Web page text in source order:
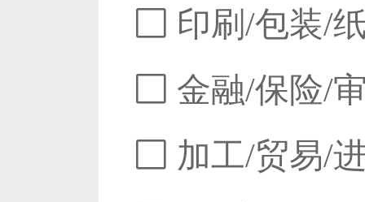
印刷/包装/
金融/保险/
加工/贸易/